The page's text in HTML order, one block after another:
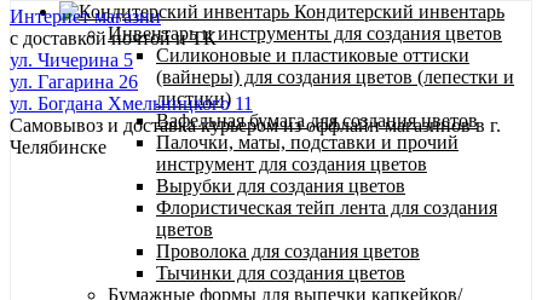
Интернет магазин
с доставкой почтой и ТК
ул. Чичерина 5
ул. Гагарина 26
ул. Богдана Хмельницкого 11
Самовывоз и доставка курьером из оффлайн магазинов в г.
Челябинске
Кондитерский инвентарь
Инвентарь и инструменты для создания цветов
Силиконовые и пластиковые оттиски
(вайнеры) для создания цветов (лепестки и
листики)
Вафельная бумага для создания цветов
Палочки, маты, подставки и прочий
инструмент для создания цветов
Вырубки для создания цветов
Флористическая тейп лента для создания
цветов
Проволока для создания цветов
Тычинки для создания цветов
Бумажные формы для выпечки капкейков/